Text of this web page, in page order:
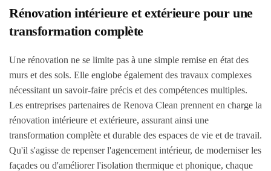
Rénovation intérieure et extérieure pour une
transformation complète
Une rénovation ne se limite pas à une simple remise en état des
murs et des sols. Elle englobe également des travaux complexes
nécessitant un savoir-faire précis et des compétences multiples.
Les entreprises partenaires de Renova Clean prennent en charge la
rénovation intérieure et extérieure, assurant ainsi une
transformation complète et durable des espaces de vie et de travail.
Qu'il s'agisse de repenser l'agencement intérieur, de moderniser les
façades ou d'améliorer l'isolation thermique et phonique, chaque